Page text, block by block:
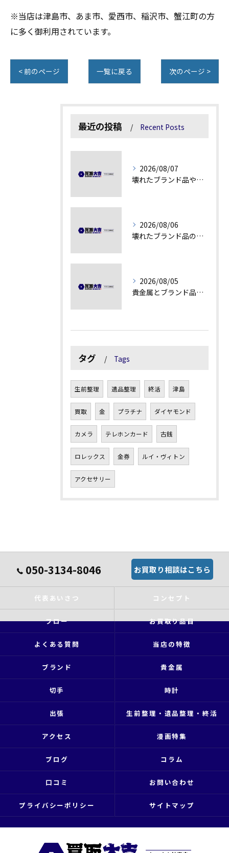
※当店は津島市、あま市、愛西市、稲沢市、蟹江町の方
に多く御利用されています。
< 前のページ 一覧に戻る 次のページ >
最近の投稿 Recent Posts
2026/08/07
壊れたブランド品や古物の価値を見極める秘訣
2026/08/06
壊れたブランド品の価値を見極める技術とは
2026/08/05
貴金属とブランド品の価値変動を見極める方法
タグ Tags
生前整理 遺品整理 終活 津島
買取 金 プラチナ ダイヤモンド
カメラ テレホンカード 古銭
ロレックス 金券 ルイ・ヴィトン
アクセサリー
050-3134-8046 お買取り相談はこちら
代表あいさつ コンセプト
フロー お買取り品目
よくある質問 当店の特徴
ブランド 貴金属
切手 時計
出張 生前整理・遺品整理・終活
アクセス 漫画特集
ブログ コラム
口コミ お問い合わせ
プライバシーポリシー サイトマップ